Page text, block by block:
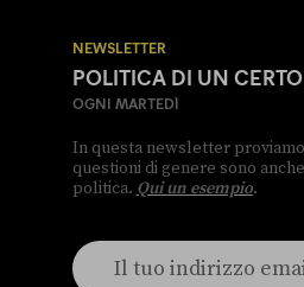
NEWSLETTER
POLITICA DI UN
OGNI MARTEDÌ
In questa newsletter
questioni di genere sono
politica. Qui un esempio.